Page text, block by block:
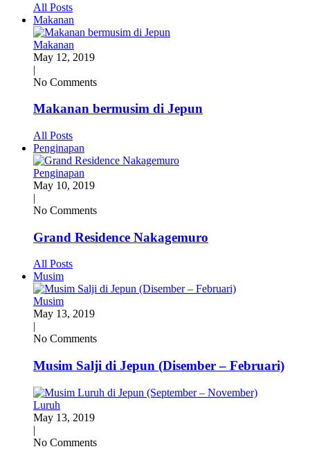
All Posts
Makanan
Makanan
May 12, 2019
|
No Comments
Makanan bermusim di Jepun
All Posts
Penginapan
Penginapan
May 10, 2019
|
No Comments
Grand Residence Nakagemuro
All Posts
Musim
Musim
May 13, 2019
|
No Comments
Musim Salji di Jepun (Disember – Februari)
Luruh
May 13, 2019
|
No Comments